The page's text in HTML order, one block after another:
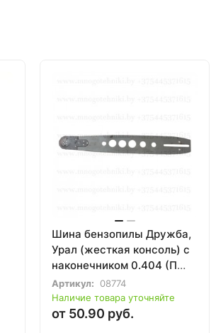
Шина бензопилы Дружба,
Урал (жесткая консоль) с
наконечником 0.404 (П
10.26)
Артикул:
08774
Наличие товара уточняйте
от 50.90 руб.